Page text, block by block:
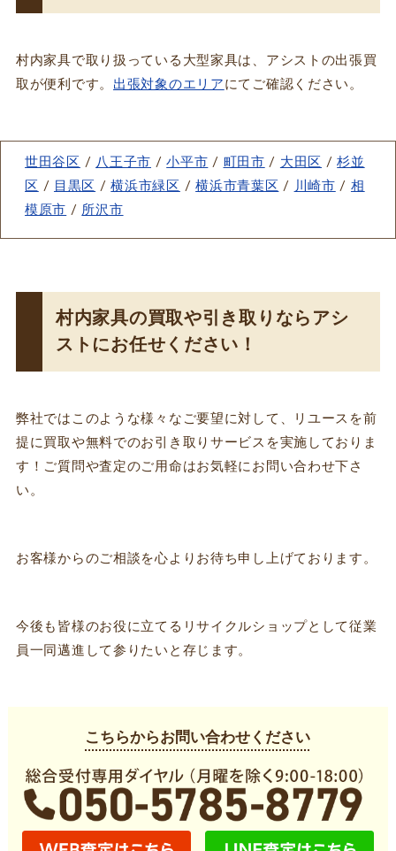
村内家具で取り扱っている大型家具は、アシストの出張買
取が便利です。 出張対象のエリア にてご確認ください。
世田谷区 / 八王子市 /小平市 / 町田市 / 大田区 /杉並
区 / 目黒区 /横浜市緑区 /横浜市青葉区 / 川崎市 / 相
模原市 / 所沢市
村内家具の買取や引き取りならアシ
ストにお任せください！
弊社ではこのような様々なご要望に対して、リユースを前
提に買取や無料でのお引き取りサービスを実施しておりま
す！ご質問や査定のご用命はお気軽にお問い合わせ下さ
い。
お客様からのご相談を心よりお待ち申し上げております。
今後も皆様のお役に立てるリサイクルショップとして従業
員一同邁進して参りたいと存じます。
こちらからお問い合わせください